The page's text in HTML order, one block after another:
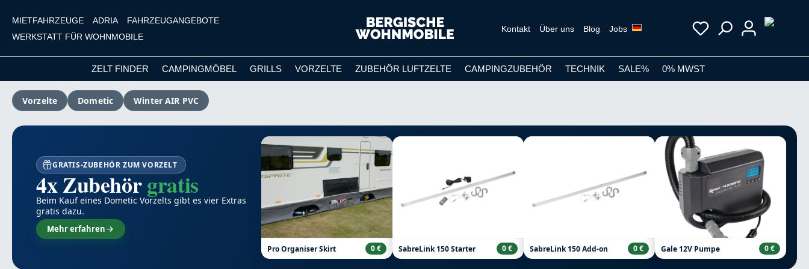
Hauptinhalt springen
Zur Suche springen
Zur Hauptnavigation springen
MIETFAHRZEUGE ADRIA
FAHRZEUGANGEBOTE
WERKSTATT FÜR WOHNMOBILE
Kontakt Über uns Blog Jobs
ZELT FINDER CAMPINGMÖBEL GRILLS VORZELTE ZUBEHÖR LUFTZELTE CAMPINGZUBEHÖR TECHNIK SALE% 0% MWST
Vorzelte Dometic Winter AIR PVC
GRATIS-ZUBEHÖR ZUM VORZELT
4x Zubehörgratis
Beim Kauf eines Dometic Vorzelts gibt es vier Extras
gratis dazu.
Mehr erfahren
Pro Organiser Skirt 0 € SabreLink 150 Starter 0 € SabreLink 150 Add-on 0 € Gale 12V Pumpe 0 €